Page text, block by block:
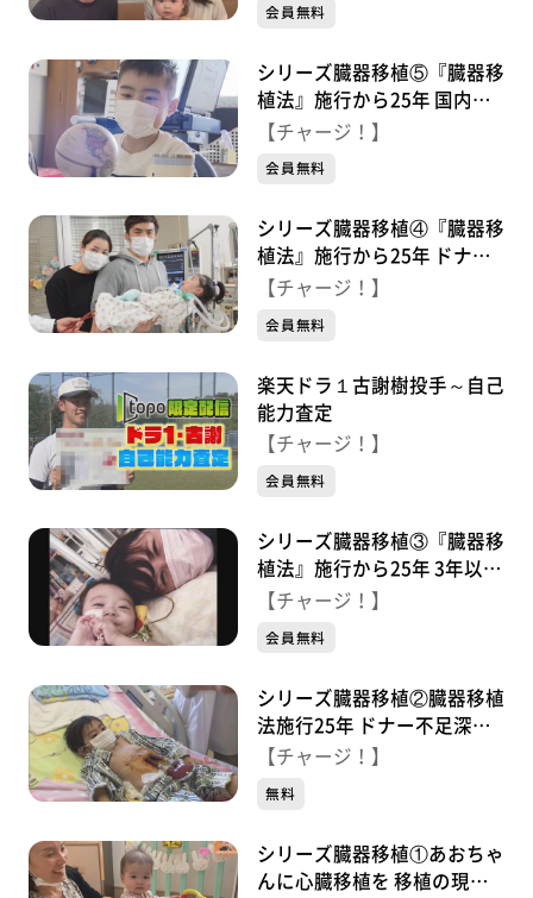
会員無料
シリーズ臓器移植⑤『臓器移
植法』施行から25年 国内で3
年半 心臓移植を待つ少年
【チャージ！】
会員無料
シリーズ臓器移植④『臓器移
植法』施行から25年 ドナー
になった娘 決断した家族の
【チャージ！】
会員無料
楽天ドラ１古謝樹投手～自己
能力査定
【チャージ！】
会員無料
シリーズ臓器移植③『臓器移
植法』施行から25年 3年以上
待機も…移植かなわず
【チャージ！】
会員無料
シリーズ臓器移植②臓器移植
法施行25年 ドナー不足深刻
海外移植目指す家族と移植経
【チャージ！】
無料
シリーズ臓器移植①あおちゃ
んに心臓移植を 移植の現状